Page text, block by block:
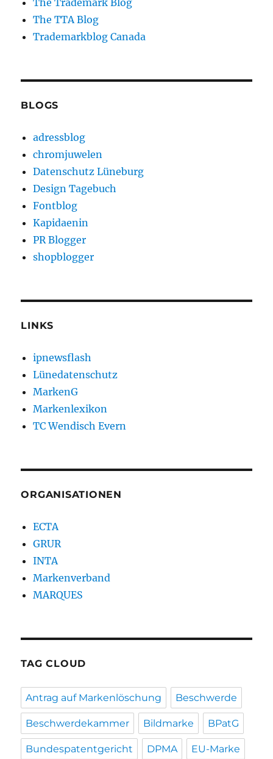
The Trademark Blog
The TTA Blog
Trademarkblog Canada
BLOGS
adressblog
chromjuwelen
Datenschutz Lüneburg
Design Tagebuch
Fontblog
Kapidaenin
PR Blogger
shopblogger
LINKS
ipnewsflash
Lünedatenschutz
MarkenG
Markenlexikon
TC Wendisch Evern
ORGANISATIONEN
ECTA
GRUR
INTA
Markenverband
MARQUES
TAG CLOUD
Antrag auf Markenlöschung Beschwerde
Beschwerdekammer Bildmarke BPatG
Bundespatentgericht DPMA EU-Marke